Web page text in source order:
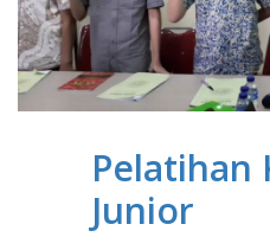
Pelatihan
Junior